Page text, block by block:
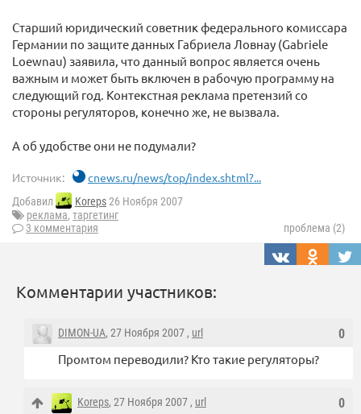
Старший юридический советник федерального комиссара
Германии по защите данных Габриела Ловнау (Gabriele
Loewnau) заявила, что данный вопрос является очень
важным и может быть включен в рабочую программу на
следующий год. Контекстная реклама претензий со
стороны регуляторов, конечно же, не вызвала.
А об удобстве они не подумали?
Источник: cnews.ru/news/top/index.shtml?...
Добавил Koreps26 Ноября 2007
реклама, таргетинг
3 комментария
проблема (2)
Комментарии участников:
0
DIMON-UA, 27 Ноября 2007 , url
Промтом переводили? Кто такие регуляторы?
0
Koreps, 27 Ноября 2007 , url